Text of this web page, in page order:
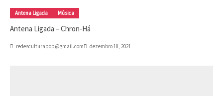
Antena Ligada Música
Antena Ligada – Chron-Há
redesculturapop@gmail.com dezembro 18, 2021